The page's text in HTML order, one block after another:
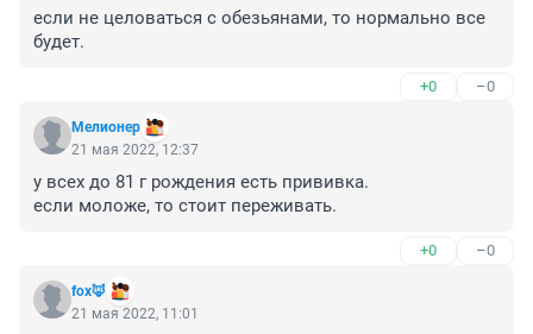
если не целоваться с обезьянами, то нормально все
будет.
+0 –0
Мелионер
21 мая 2022, 12:37
у всех до 81 г рождения есть прививка.
если моложе, то стоит переживать.
+0 –0
fox🦊
21 мая 2022, 11:01